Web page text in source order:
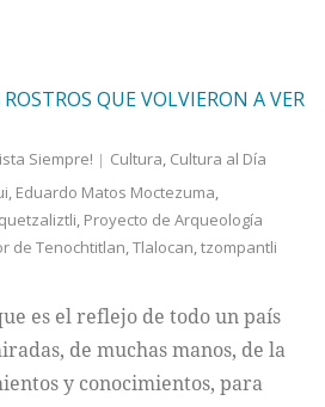
QUE VOLVIERON A VER
Siempre! Cultura, Cultura al Día
, Eduardo Matos Moctezuma,
, Proyecto de Arqueología
de Tenochtitlan,Tlalocan,tzompantli
es el reflejo de todo un país
de muchas manos, de la
y conocimientos, para